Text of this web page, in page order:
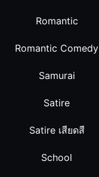
Romantic
Romantic Comedy
Samurai
Satire
Satire เสียดสี
School